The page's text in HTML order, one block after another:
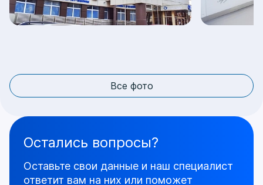
Все фото
Остались вопросы?
Оставьте свои данные и наш специалист
ответит вам на них или поможет